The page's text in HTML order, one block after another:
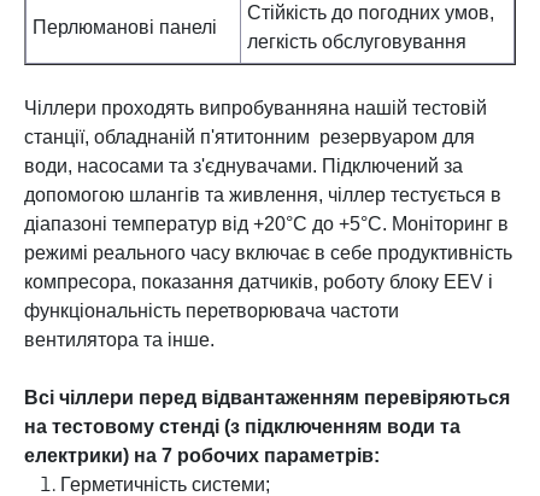
Перлюманові панелі
Стійкість до погодних умов,
легкість обслуговування
Чіллери проходять випробуванняна нашій тестовій
станції, обладнаній п'ятитонним резервуаром для
води, насосами та з'єднувачами. Підключений за
допомогою шлангів та живлення, чіллер тестується в
діапазоні температур від +20°C до +5°C. Моніторинг в
режимі реального часу включає в себе продуктивність
компресора, показання датчиків, роботу блоку EEV і
функціональність перетворювача частоти
вентилятора та інше.
Всі чіллери перед відвантаженням перевіряються
на тестовому стенді (з підключенням води та
електрики) на 7 робочих параметрів:
Герметичність системи;